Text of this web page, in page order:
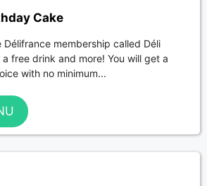
Cake
membership called Déli
free drink and more! You will get a
with no minimum...